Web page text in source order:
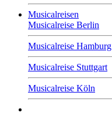
Musicalreisen
Musicalreise Berlin
Musicalreise Hamburg
Musicalreise Stuttgart
Musicalreise Köln